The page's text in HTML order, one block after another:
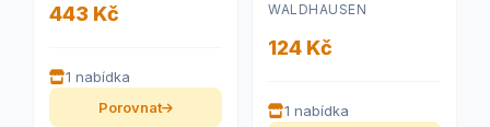
443 Kč
1 nabídka
Porovnat
WALDHAUSEN
124 Kč
1 nabídka